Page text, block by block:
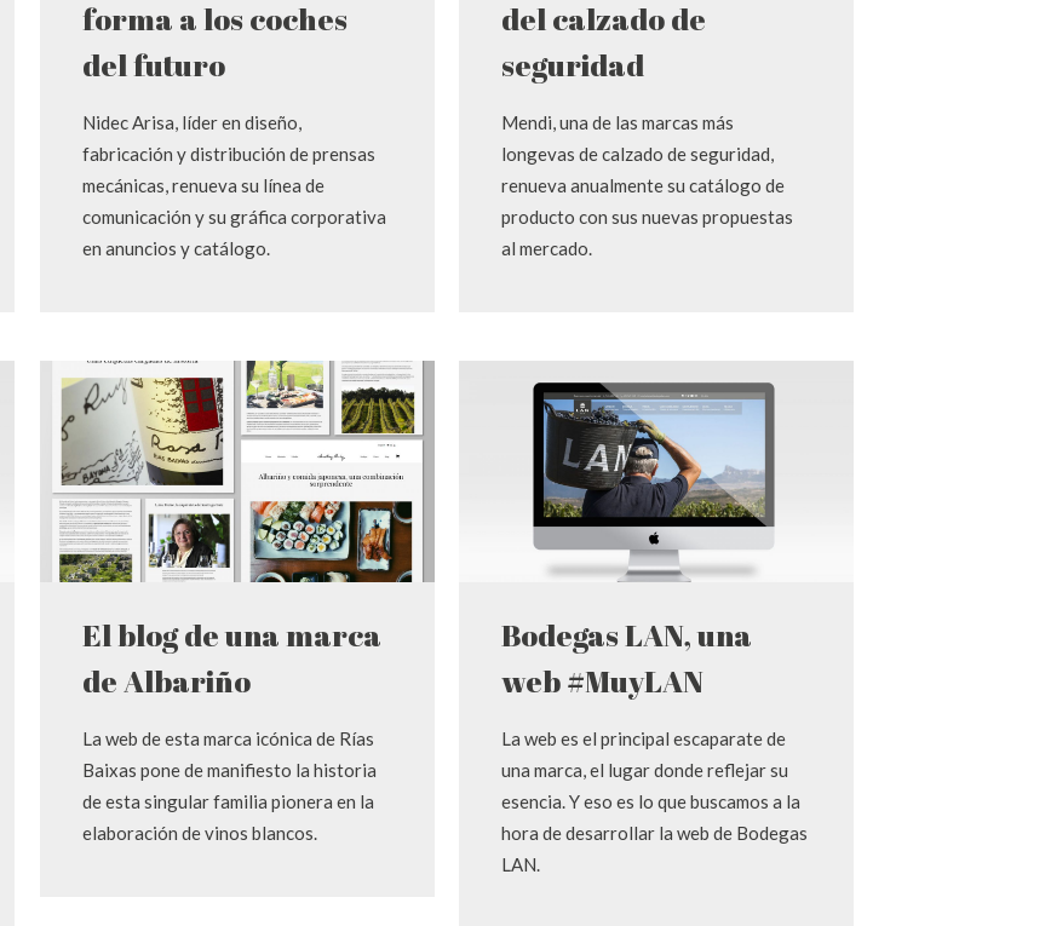
forma a los coches
del futuro
Nidec Arisa, líder en diseño,
fabricación y distribución de prensas
mecánicas, renueva su línea de
comunicación y su gráfica corporativa
en anuncios y catálogo.
del calzado de
seguridad
Mendi, una de las marcas más
longevas de calzado de seguridad,
renueva anualmente su catálogo de
producto con sus nuevas propuestas
al mercado.
El blog de una marca
de Albariño
La web de esta marca icónica de Rías
Baixas pone de manifiesto la historia
de esta singular familia pionera en la
elaboración de vinos blancos.
Bodegas LAN, una
web #MuyLAN
La web es el principal escaparate de
una marca, el lugar donde reflejar su
esencia. Y eso es lo que buscamos a la
hora de desarrollar la web de Bodegas
LAN.